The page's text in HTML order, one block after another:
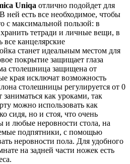
Uniqa отлично подойдет для
ней есть все необходимое, чтобы
с максимальной пользой: в
тетради и личные вещи, в
канцелярские
станет идеальным местом для
покрытие защищает глаза
столешница защищена от
края исключат возможность
столешницы регулируется от 0
заниматься как уроками, так
можно использовать как
сидя, но и стоя, что очень
и любые неровности стола, на
подпятники, с помощью
неровности пола. Для удобного
на задней части ножек есть